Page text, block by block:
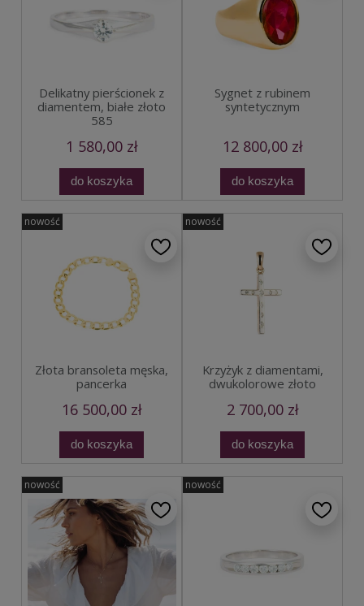
Delikatny pierścionek z
diamentem, białe złoto
585
1 580,00 zł
do koszyka
Sygnet z rubinem
syntetycznym
12 800,00 zł
do koszyka
Złota bransoleta męska,
pancerka
16 500,00 zł
do koszyka
nowość
Krzyżyk z diamentami,
dwukolorowe złoto
2 700,00 zł
do koszyka
nowość
nowość nowość